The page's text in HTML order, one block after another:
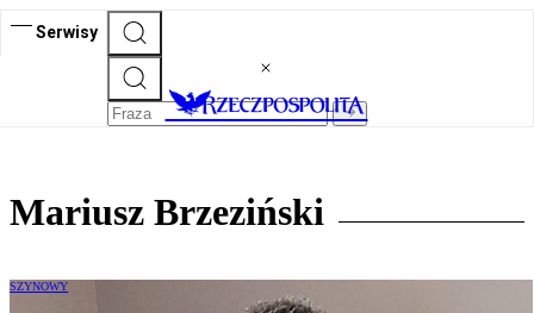
Serwisy
Mariusz Brzeziński
SZYNOWY